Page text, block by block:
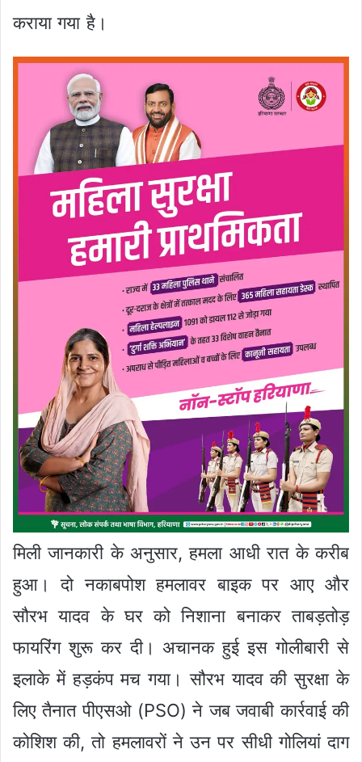
कराया गया है।
मिली जानकारी के अनुसार, हमला आधी रात के करीब
हुआ। दो नकाबपोश हमलावर बाइक पर आए और
सौरभ यादव के घर को निशाना बनाकर ताबड़तोड़
फायरिंग शुरू कर दी। अचानक हुई इस गोलीबारी से
इलाके में हड़कंप मच गया। सौरभ यादव की सुरक्षा के
लिए तैनात पीएसओ (PSO) ने जब जवाबी कार्रवाई की
कोशिश की, तो हमलावरों ने उन पर सीधी गोलियां दाग